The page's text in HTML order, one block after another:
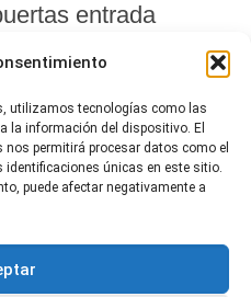
utilizamos tecnologías como las
la información del dispositivo. El
permitirá procesar datos como el
únicas en este sitio.
puede afectar negativamente a
entrada
de entrada para
función del tipo de
Sin […]